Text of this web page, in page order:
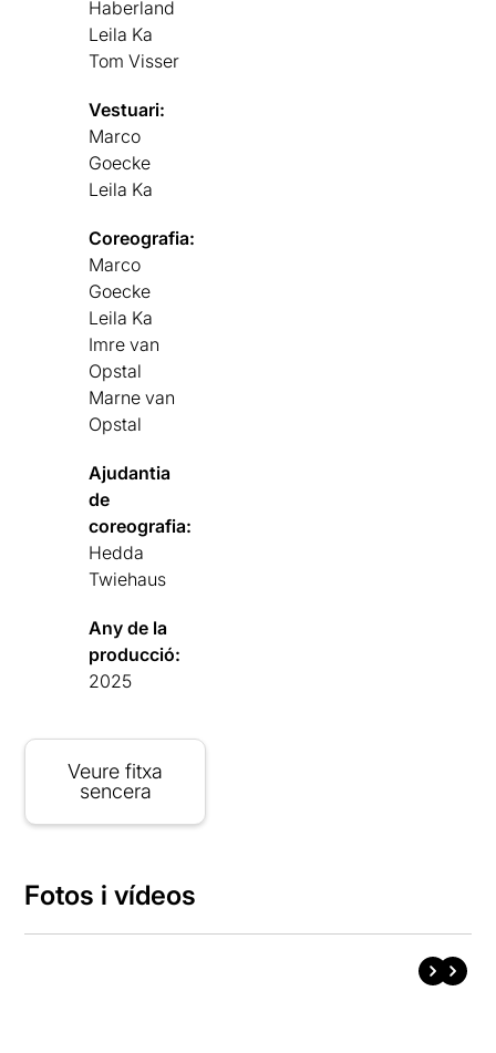
Haberland
Leila Ka
Tom Visser
Vestuari:
Marco
Goecke
Leila Ka
Coreografia:
Marco
Goecke
Leila Ka
Imre van
Opstal
Marne van
Opstal
Ajudantia
de
coreografia:
Hedda
Twiehaus
Any de la
producció:
2025
Veure fitxa
sencera
Fotos i vídeos